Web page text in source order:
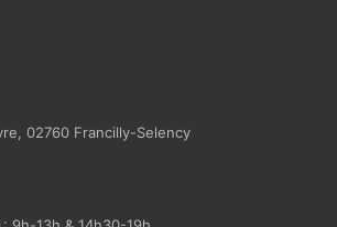
02760 Francilly-Selency